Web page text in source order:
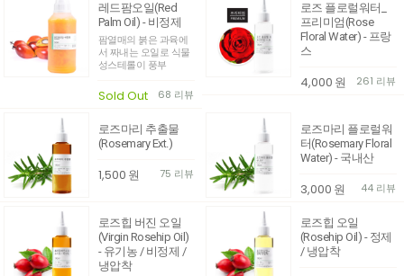
레드팜오일(Red
Palm Oil) - 비정제
팜열매의 붉은 과육에
서 짜내는 오일로 식물
성스테롤이 풍부
Sold Out 68 리뷰
로즈 플로럴워터_
프리미엄(Rose
Floral Water) - 프랑
스
4,000 원 261 리뷰
로즈마리 추출물
(Rosemary Ext.)
1,500 원 75 리뷰
로즈마리 플로럴워
터(Rosemary Floral
Water) - 국내산
3,000 원 44 리뷰
로즈힙 버진 오일
(Virgin Rosehip Oil)
- 유기농 / 비정제 /
냉압착
로즈힙 오일
(Rosehip Oil) - 정제
/ 냉압착